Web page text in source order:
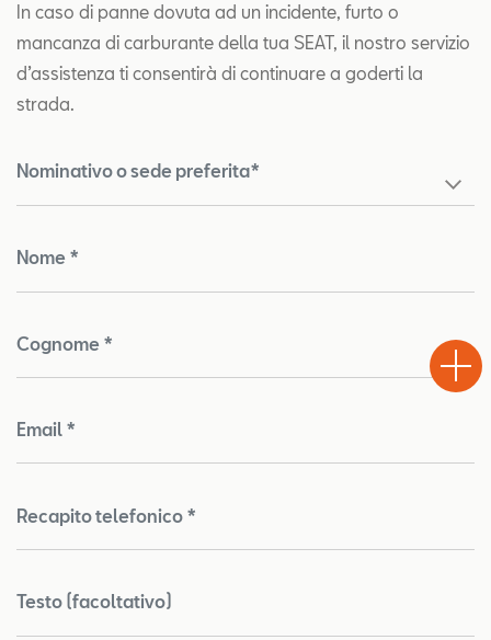
In caso di panne dovuta ad un incidente, furto o
mancanza di carburante della tua SEAT, il nostro servizio
d’assistenza ti consentirà di continuare a goderti la
strada.
Nominativo o sede preferita*
Nome *
Cognome *
Email *
Recapito telefonico *
Testo (facoltativo)
Drive
Chiama